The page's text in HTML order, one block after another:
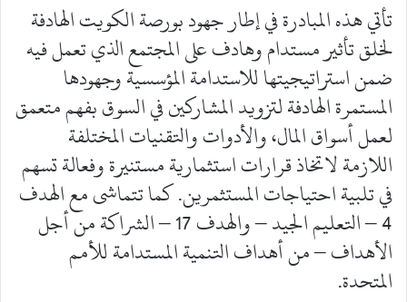
تأتي هذه المبادرة في إطار جهود بورصة الكويت الهادفة
لخلق تأثير مستدام وهادف على المجتمع الذي تعمل فيه
ضمن استراتيجيتها للاستدامة المؤسسية وجهودها
المستمرة الهادفة لتزويد المشاركين في السوق بفهم متعمق
لعمل أسواق المال، والأدوات والتقنيات المختلفة
اللازمة لاتخاذ قرارات استثمارية مستنيرة وفعالة تسهم
في تلبية احتياجات المستثمرين. كما تتماشى مع الهدف
4 – التعليم الجيد – والهدف 17 – الشراكة من أجل
الأهداف – من أهداف التنمية المستدامة للأمم
المتحدة.